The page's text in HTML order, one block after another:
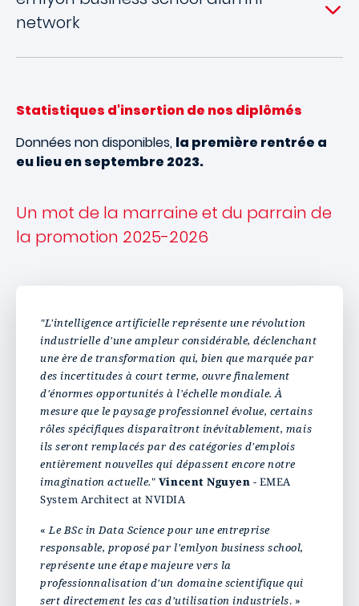
network
Statistiques d'insertion de nos diplômés
Données non disponibles, la première rentrée a
eu lieu en septembre 2023.
Un mot de la marraine et du parrain de
la promotion 2025-2026
"L'intelligence artificielle représente une révolution
industrielle d'une ampleur considérable, déclenchant
une ère de transformation qui, bien que marquée par
des incertitudes à court terme, ouvre finalement
d'énormes opportunités à l'échelle mondiale. À
mesure que le paysage professionnel évolue, certains
rôles spécifiques disparaîtront inévitablement, mais
ils seront remplacés par des catégories d'emplois
entièrement nouvelles qui dépassent encore notre
imagination actuelle." Vincent Nguyen - EMEA
System Architect at NVIDIA
« Le BSc in Data Science pour une entreprise
responsable, proposé par l'emlyon business school,
représente une étape majeure vers la
professionnalisation d'un domaine scientifique qui
sert directement les cas d'utilisation industriels. »